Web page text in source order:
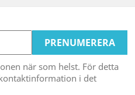
när som helst. För detta
i det